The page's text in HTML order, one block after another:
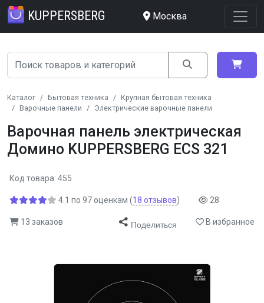
KUPPERSBERG Москва
Каталог Бытовая техника
Крупная бытовая техника
Варочные панели
Электрические варочные панели
Варочная панель электрическая
Домино KUPPERSBERG ECS 321
Код товара: 455
4.1 по 97 оценкам (18 отзывов) 28
13 заказов Поделиться В избранное